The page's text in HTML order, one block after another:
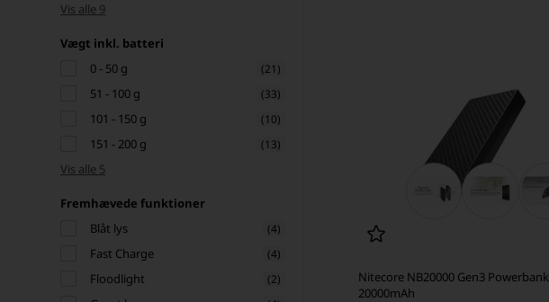
Vis alle 9
Vægt inkl. batteri
0 - 50 g
(21)
51 - 100 g (33)
101 - 150 g (10)
151 - 200 g (13)
Vis alle 5
Fremhævede funktioner
Blåt lys
(4)
Fast Charge (4)
Floodlight (2)
Nitecore NB20000 Gen3 Powerbank
20000mAh